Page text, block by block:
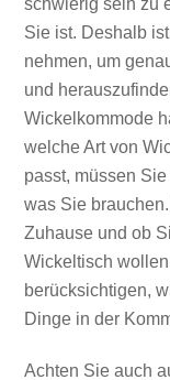
schwierig sein zu
Sie ist. Deshalb
nehmen, um
und
Wickelkommode
welche Art von
passt, müssen
was Sie
Zuhause und ob
Wickeltisch
berücksichtigen,
Dinge in der
Achten Sie auch